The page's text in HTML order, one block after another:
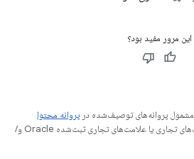
این مرور مفید بود؟
پروانه‌های توصیف‌شده در پروانه محتوا
هستند. جاوا و OpenJDK علامت‌های تجاری یا علامت‌های تجاری ثبت‌شده Oracle و/